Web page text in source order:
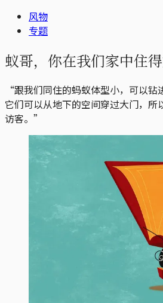
风物
专题
蚁哥，你在我们家中住得
“跟我们同住的蚂蚁体型小，可以钻
它们可以从地下的空间穿过大门，所
访客。”